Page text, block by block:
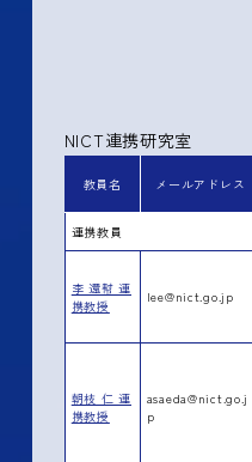
NICT連携研究室
教員名 メールアドレス
連携教員
李 還幇 連
携教授
lee@nict.go.jp
朝枝 仁 連
携教授
asaeda@nict.go.j
p